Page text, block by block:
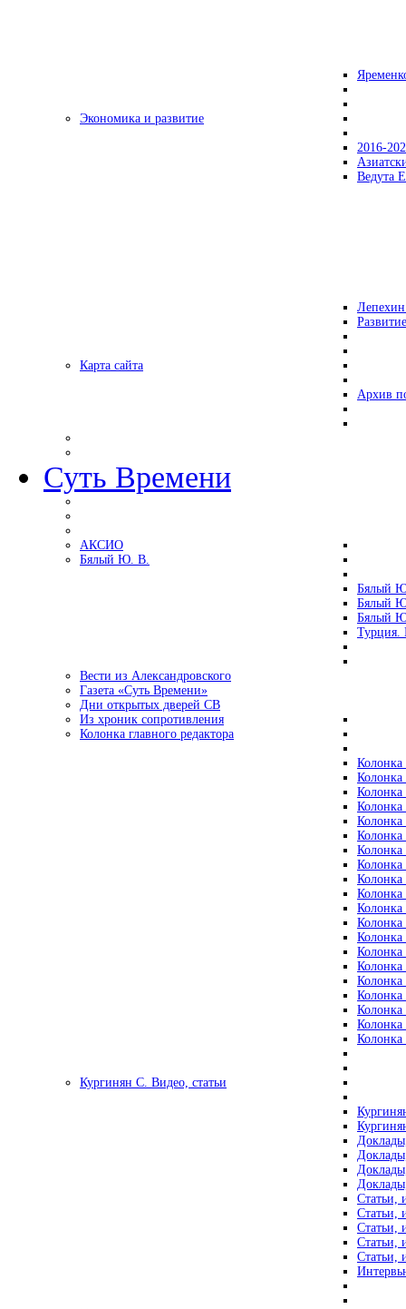
Экономика и развитие
2016-
Ведута
Карта сайта
Архив
Суть Времени
АКСИО
Бялый Ю. В.
Бялый
Бялый
Бялый
Турция.
Вести из Александровского
Газета «Суть Времени»
Дни открытых дверей СВ
Из хроник сопротивления
Колонка главного редактора
Колонка
Колонка
Колонка
Колонка
Колонка
Колонка
Колонка
Колонка
Колонка
Колонка
Колонка
Колонка
Колонка
Колонка
Колонка
Колонка
Колонка
Колонка
Колонка
Колонка
Кургинян С. Видео, статьи
Статьи,
Статьи,
Статьи,
Статьи,
Статьи,